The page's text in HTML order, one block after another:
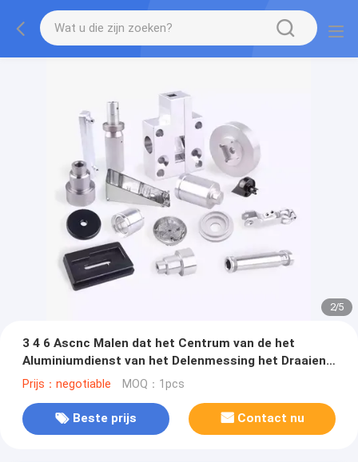
2/5
3 4 6 Ascnc Malen dat het Centrum van de het
Aluminiumdienst van het Delenmessing het Draaien
machinaal bewerkt
Prijs：negotiable MOQ：1pcs
Beste prijs Contact nu